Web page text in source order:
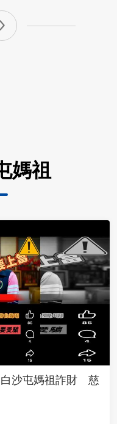
媽祖
白沙屯媽祖詐財 慈